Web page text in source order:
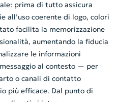
prima di tutto assicura
all’uso coerente di logo, colori
facilita la memorizzazione
aumentando la fiducia
le informazioni
al contesto — per
o canali di contatto
più efficace. Dal punto di